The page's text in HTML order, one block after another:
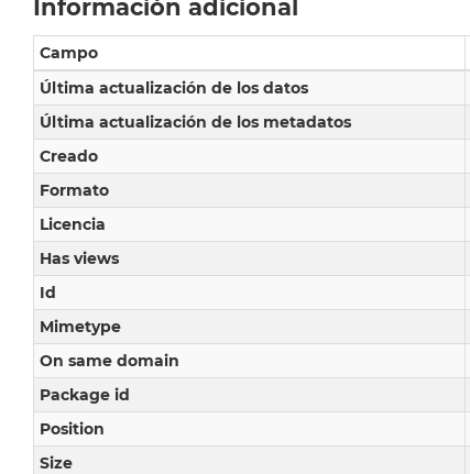
Información adicional
Campo
Última actualización de los datos
Última actualización de los metadatos
Creado
Formato
Licencia
Has views
Id
Mimetype
On same domain
Package id
Position
Size